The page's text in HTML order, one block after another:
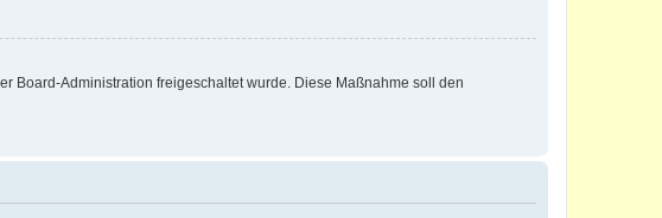
Board-Administration freigeschaltet wurde. Diese Maßnahme soll den